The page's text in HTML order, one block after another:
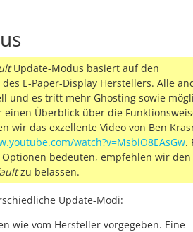
Update-Modus basiert auf den
E-Paper-Display Herstellers. Alle
und es tritt mehr Ghosting sowie
einen Überblick über die
wir das exzellente Video von Ben
watch?v=MsbiO8EAsGw.
bedeuten, empfehlen wir den
zu belassen.
Update-Modi:
wie vom Hersteller vorgegeben. Eine